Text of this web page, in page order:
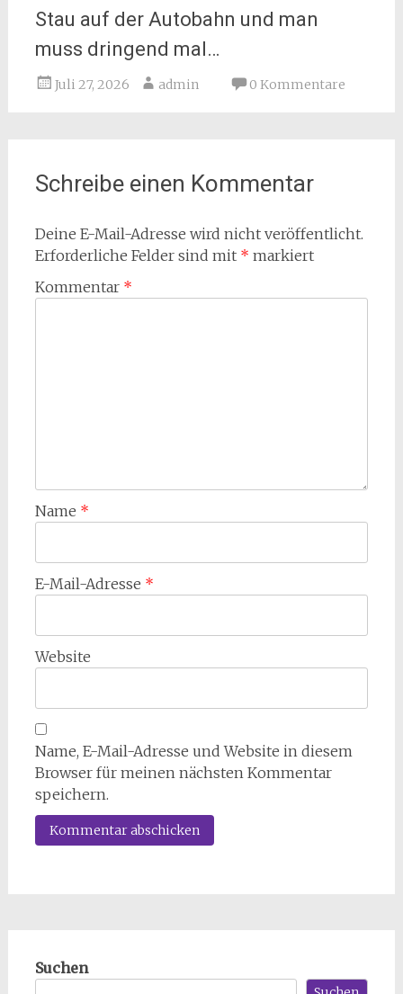
Stau auf der Autobahn und man
muss dringend mal…
Juli 27, 2026 admin 0 Kommentare
Schreibe einen Kommentar
Deine E-Mail-Adresse wird nicht veröffentlicht.
Erforderliche Felder sind mit * markiert
Kommentar *
Name *
E-Mail-Adresse *
Website
Name, E-Mail-Adresse und Website in diesem
Browser für meinen nächsten Kommentar
speichern.
Suchen